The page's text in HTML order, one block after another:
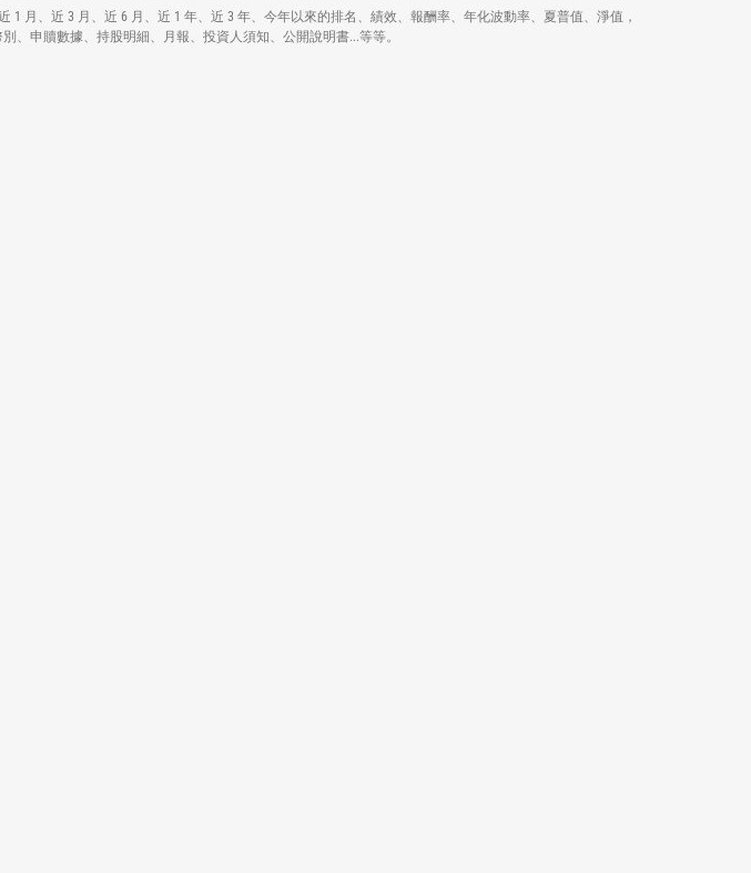
1 月、近 3 月、近 6 月、近 1 年、近 3 年、今年以來的排名、績效、報酬率、年化波動率、夏普值、淨值，
別、申贖數據、持股明細、月報、投資人須知、公開說明書...等等。